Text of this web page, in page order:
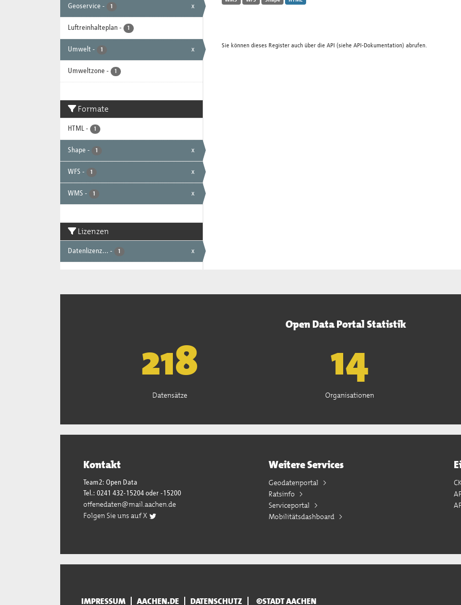
Geoservice - 1 x
Luftreinhalteplan - 1
Umwelt - 1 x
Umweltzone - 1
Formate
HTML - 1
Shape - 1 x
WFS - 1 x
WMS - 1 x
Lizenzen
Datenlizenz... - 1 x
Sie können dieses Register auch über die API (siehe API-Dokumentation) abrufen.
Open Data Portal Statistik
221
Datensätze
15
Organisationen
Kontakt
Team2: Open Data
Tel.: 0241 432-15204 oder -15200
offenedaten@mail.aachen.de
Folgen Sie uns auf X
Weitere Services
Geodatenportal
Ratsinfo
Serviceportal
Mobilitätsdashboard
IMPRESSUM AACHEN.DE DATENSCHUTZ ©STADT AACHEN